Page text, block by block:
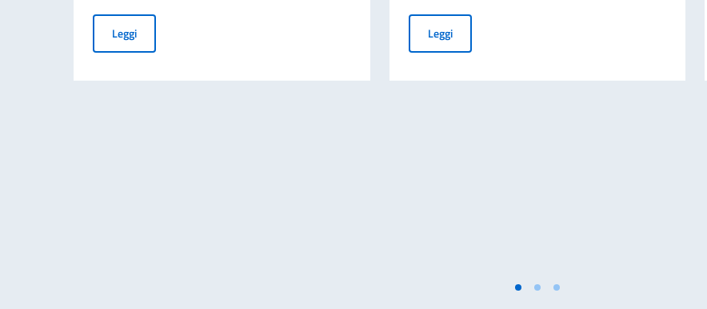
LeggiL’Ambasciata d’Italia ad Algeri ospita lo spettacolo “La nostalgia dell’assoluto”
LeggiDal 9 luglio 2026 l'Algeria adotta l'Apostille: